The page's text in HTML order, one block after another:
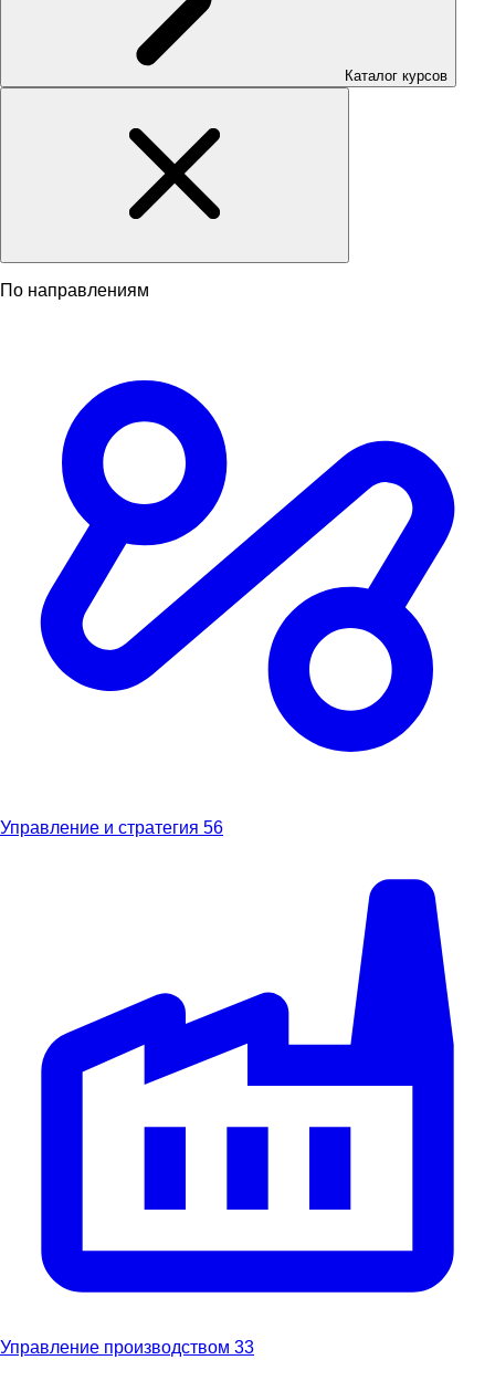
Каталог курсов
По направлениям
Управление и стратегия 56
Управление производством 33